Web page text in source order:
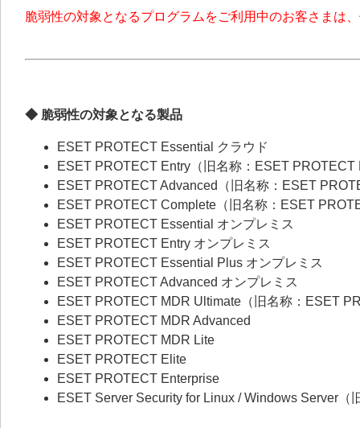
脆弱性の対象となるプログラムをご利用中のお客さまは
◆ 脆弱性の対象となる製品
ESET PROTECT Essential クラウド
ESET PROTECT Entry（旧名称：ESET PROTECT
ESET PROTECT Advanced（旧名称：ESET
ESET PROTECT Complete（旧名称：ESET
ESET PROTECT Essential オンプレミス
ESET PROTECT Entry オンプレミス
ESET PROTECT Essential Plus オンプレミス
ESET PROTECT Advanced オンプレミス
ESET PROTECT MDR Ultimate（旧名称：ESET
ESET PROTECT MDR Advanced
ESET PROTECT MDR Lite
ESET PROTECT Elite
ESET PROTECT Enterprise
ESET Server Security for Linux / Windows Server